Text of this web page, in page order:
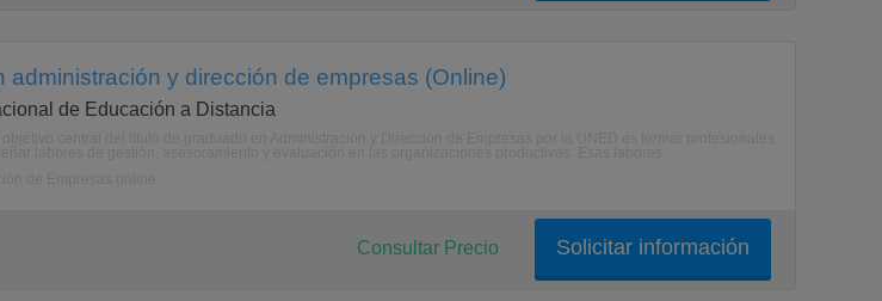
administración y dirección de empresas (Online)
de Educación a Distancia
Solicitar información
Consultar Precio